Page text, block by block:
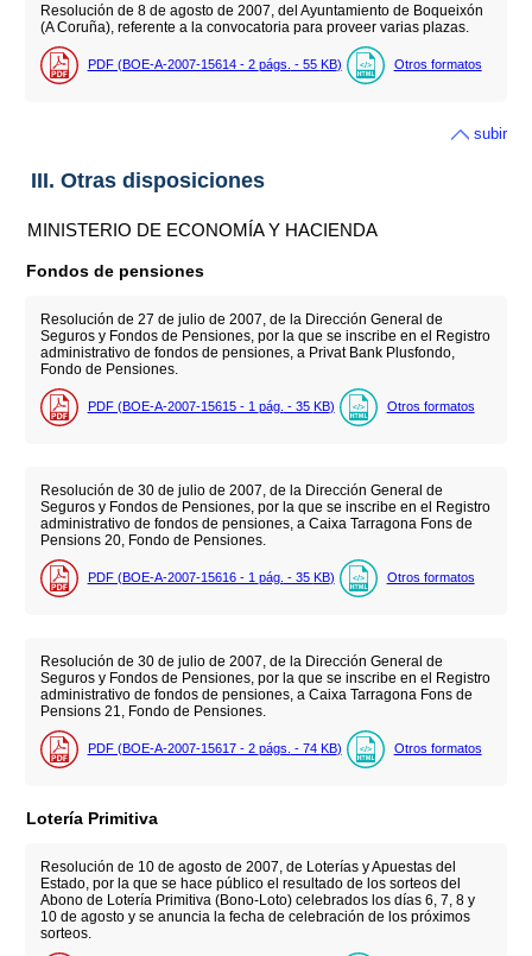
Resolución de 8 de agosto de 2007, del Ayuntamiento de Boqueixón
(A Coruña), referente a la convocatoria para proveer varias plazas.
PDF (BOE-A-2007-15614 - 2 págs. - 55 KB) Otros formatos
subir
III. Otras disposiciones
MINISTERIO DE ECONOMÍA Y HACIENDA
Fondos de pensiones
Resolución de 27 de julio de 2007, de la Dirección General de
Seguros y Fondos de Pensiones, por la que se inscribe en el Registro
administrativo de fondos de pensiones, a Privat Bank Plusfondo,
Fondo de Pensiones.
PDF (BOE-A-2007-15615 - 1 pág. - 35 KB) Otros formatos
Resolución de 30 de julio de 2007, de la Dirección General de
Seguros y Fondos de Pensiones, por la que se inscribe en el Registro
administrativo de fondos de pensiones, a Caixa Tarragona Fons de
Pensions 20, Fondo de Pensiones.
PDF (BOE-A-2007-15616 - 1 pág. - 35 KB) Otros formatos
Resolución de 30 de julio de 2007, de la Dirección General de
Seguros y Fondos de Pensiones, por la que se inscribe en el Registro
administrativo de fondos de pensiones, a Caixa Tarragona Fons de
Pensions 21, Fondo de Pensiones.
PDF (BOE-A-2007-15617 - 2 págs. - 74 KB) Otros formatos
Lotería Primitiva
Resolución de 10 de agosto de 2007, de Loterías y Apuestas del
Estado, por la que se hace público el resultado de los sorteos del
Abono de Lotería Primitiva (Bono-Loto) celebrados los días 6, 7, 8 y
10 de agosto y se anuncia la fecha de celebración de los próximos
sorteos.